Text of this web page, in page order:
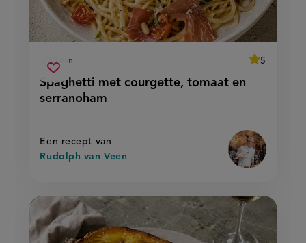
Spaghetti met courgette, tomaat en
serranoham
voorbereidingstijd
30 min
average
5
Beoordeel
Een recept van
Rudolph van Veen
Sla
recept
op
spaghetti
met
courgette,